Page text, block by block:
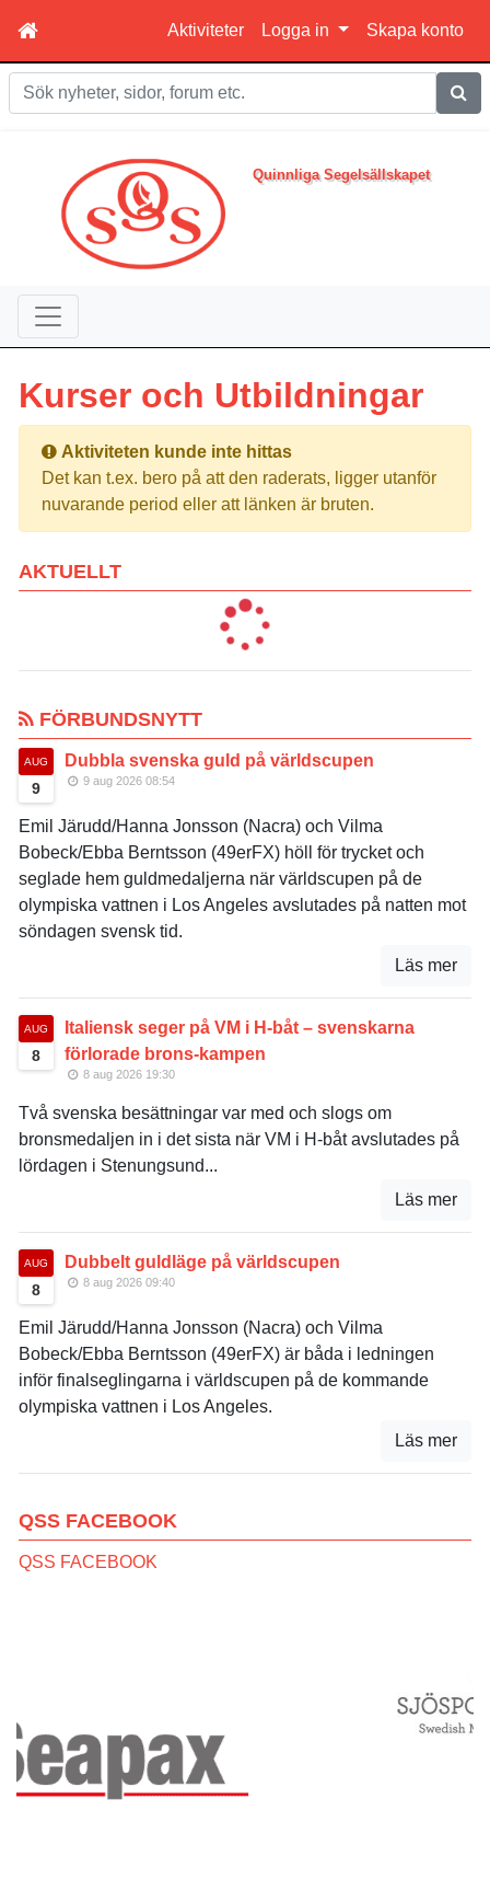
Aktiviteter Logga in Skapa konto
Sök
Quinnliga Segelsällskapet
AKTUELLT
Kurser och Utbildningar
Aktiviteten kunde inte hittas
Det kan t.ex. bero på att den raderats, ligger utanför
nuvarande period eller att länken är bruten.
FÖRBUNDSNYTT
AUG
9
Dubbla svenska guld på världscupen
9 aug 2026 08:54
Emil Järudd/Hanna Jonsson (Nacra) och Vilma
Bobeck/Ebba Berntsson (49erFX) höll för trycket och
seglade hem guldmedaljerna när världscupen på de
olympiska vattnen i Los Angeles avslutades på natten mot
söndagen svensk tid.
Läs mer
AUG
8
Italiensk seger på VM i H-båt – svenskarna
förlorade brons-kampen
8 aug 2026 19:30
Två svenska besättningar var med och slogs om
bronsmedaljen in i det sista när VM i H-båt avslutades på
lördagen i Stenungsund...
Läs mer
AUG
8
Dubbelt guldläge på världscupen
8 aug 2026 09:40
Emil Järudd/Hanna Jonsson (Nacra) och Vilma
Bobeck/Ebba Berntsson (49erFX) är båda i ledningen
inför finalseglingarna i världscupen på de kommande
olympiska vattnen i Los Angeles.
Läs mer
QSS FACEBOOK
QSS FACEBOOK